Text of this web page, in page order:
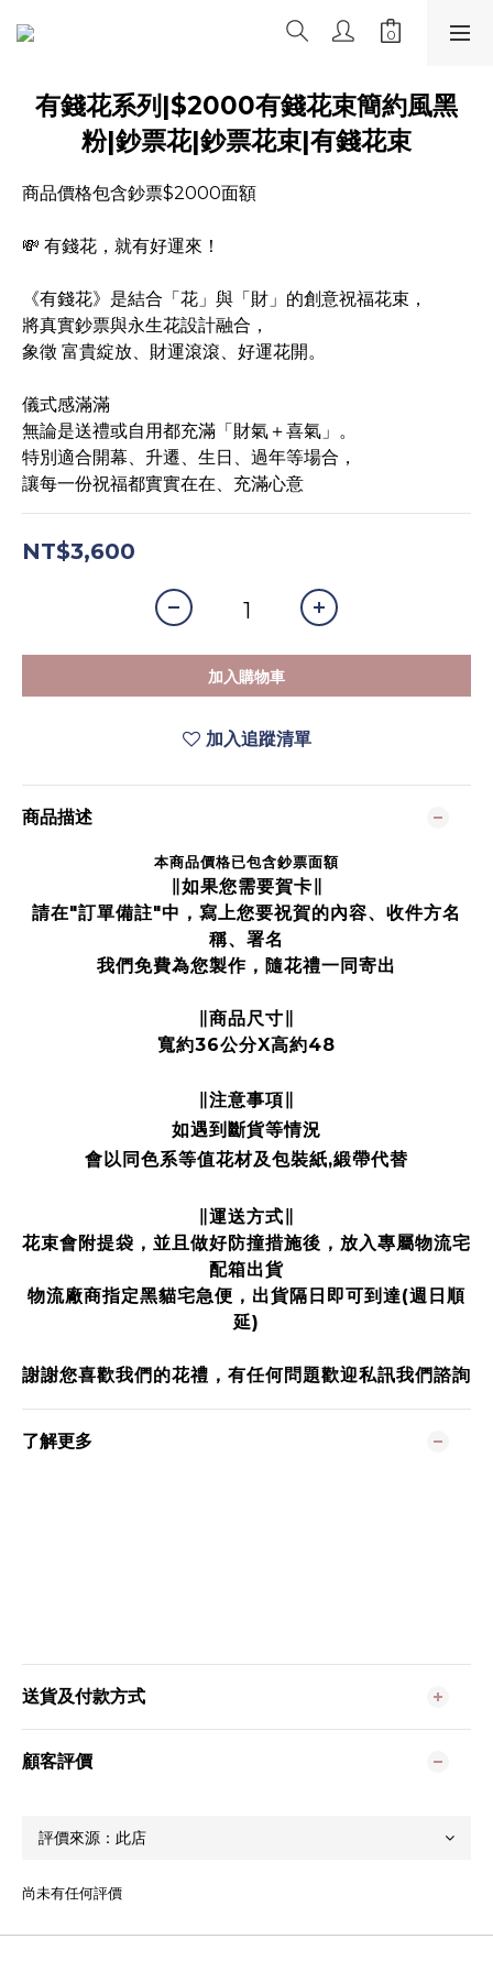
有錢花系列|$2000有錢花束簡約風黑
粉|鈔票花|鈔票花束|有錢花束
商品價格包含鈔票$2000面額
💸 有錢花，就有好運來！
《有錢花》是結合「花」與「財」的創意祝福花束，
將真實鈔票與永生花設計融合，
象徵 富貴綻放、財運滾滾、好運花開。
儀式感滿滿
無論是送禮或自用都充滿「財氣＋喜氣」。
特別適合開幕、升遷、生日、過年等場合，
讓每一份祝福都實實在在、充滿心意
NT$3,600
加入購物車
加入追蹤清單
商品描述
本商品價格已包含鈔票面額
∥如果您需要賀卡∥
請在"訂單備註"中，寫上您要祝賀的內容、收件方名
稱、署名
我們免費為您製作，隨花禮一同寄出
∥商品尺寸∥
寬約36公分X高約48
注意事項
如遇到斷貨等情況
會以同色系等值花材及包裝紙,緞帶代替
∥運送方式∥
花束會附提袋，並且做好防撞措施後，放入專屬物流宅
配箱出貨
物流廠商指定黑貓宅急便，出貨隔日即可到達(週日順
延)
謝謝您喜歡我們的花禮，有任何問題歡迎私訊我們諮詢
了解更多
送貨及付款方式
顧客評價
尚未有任何評價